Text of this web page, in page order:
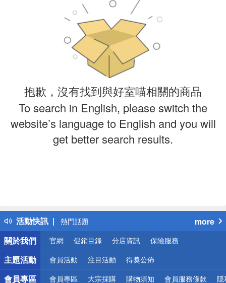
抱歉，沒有找到與好室喵相關的商品
To search in English, please switch the
website’s language to English and you will
get better search results.
活動快訊
得獎公告
熱門話題
銀行優惠
偏遠地區配送
詐騙網頁！請小心！
more
關於我們
官網 促銷目錄 分店資訊 保險服務
主題活動 會員活動 注目活動 得獎公佈
會員專區 會員專區 大宗採購 購物須知 會員服務條款 隱